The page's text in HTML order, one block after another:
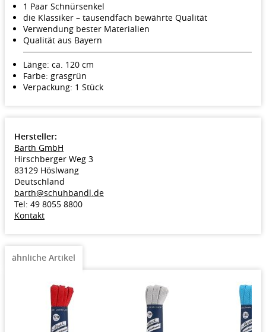
1 Paar Schnürsenkel
die Klassiker – tausendfach bewährte Qualität
Verwendung bester Materialien
Qualität aus Bayern
Länge: ca. 120 cm
Farbe: grasgrün
Verpackung: 1 Stück
Hersteller:
Barth GmbH
Hirschberger Weg 3
83129 Höslwang
Deutschland
barth@schuhbandl.de
Tel: 49 8055 8800
Kontakt
ähnliche Artikel